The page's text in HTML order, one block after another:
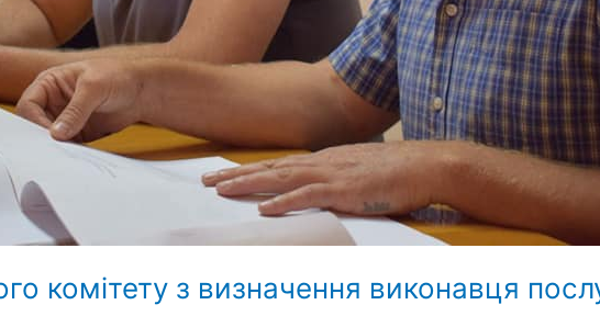
комітету з визначення виконавця